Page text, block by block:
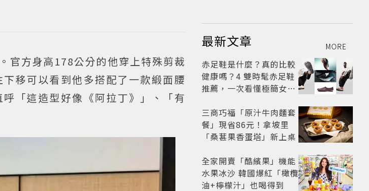
官方身高178公分的他穿上特殊剪裁
移可以看到他多搭配了一款緞面腰
「這造型好像《阿拉丁》」、「有
最新文章 MORE
赤足鞋是什麼？真的比較
健康嗎？4 雙時髦赤足鞋
推薦，一次看懂極簡女鞋
三商巧福「原汁牛肉麵套
餐」現省86元！拿坡里
「桑葚果香蛋塔」新上桌
全家開賣「酷繽果」機能
水果冰沙 韓國爆紅「橄欖
油+檸檬汁」也喝得到